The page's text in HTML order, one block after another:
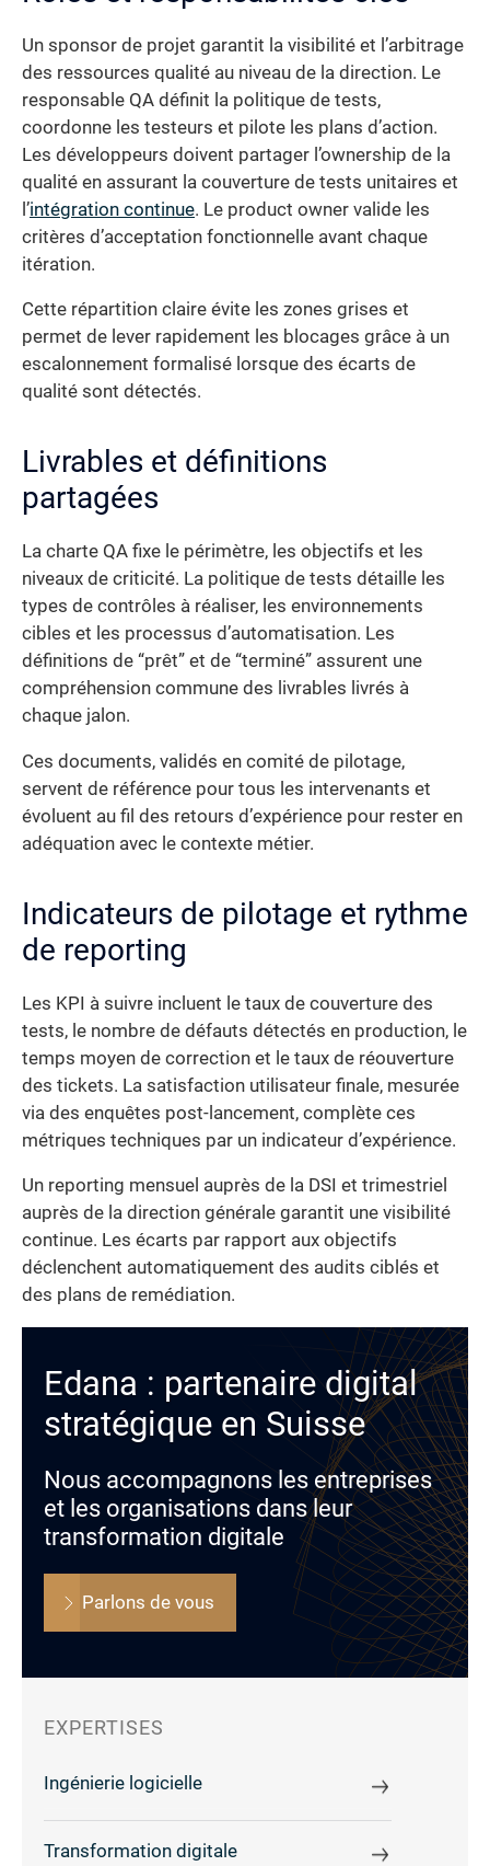
Un sponsor de projet garantit la visibilité et l’arbitrage
des ressources qualité au niveau de la direction. Le
responsable QA définit la politique de tests,
coordonne les testeurs et pilote les plans d’action.
Les développeurs doivent partager l’ownership de la
qualité en assurant la couverture de tests unitaires et
l’intégration continue. Le product owner valide les
critères d’acceptation fonctionnelle avant chaque
itération.
Cette répartition claire évite les zones grises et
permet de lever rapidement les blocages grâce à un
escalonnement formalisé lorsque des écarts de
qualité sont détectés.
Livrables et définitions
partagées
La charte QA fixe le périmètre, les objectifs et les
niveaux de criticité. La politique de tests détaille les
types de contrôles à réaliser, les environnements
cibles et les processus d’automatisation. Les
définitions de “prêt” et de “terminé” assurent une
compréhension commune des livrables livrés à
chaque jalon.
Ces documents, validés en comité de pilotage,
servent de référence pour tous les intervenants et
évoluent au fil des retours d’expérience pour rester en
adéquation avec le contexte métier.
Indicateurs de pilotage et rythme
de reporting
Les KPI à suivre incluent le taux de couverture des
tests, le nombre de défauts détectés en production, le
temps moyen de correction et le taux de réouverture
des tickets. La satisfaction utilisateur finale, mesurée
via des enquêtes post-lancement, complète ces
métriques techniques par un indicateur d’expérience.
Un reporting mensuel auprès de la DSI et trimestriel
auprès de la direction générale garantit une visibilité
continue. Les écarts par rapport aux objectifs
déclenchent automatiquement des audits ciblés et
des plans de remédiation.
Edana : partenaire digital
stratégique en Suisse
Nous accompagnons les entreprises
et les organisations dans leur
transformation digitale
Parlons de vous
EXPERTISES
Ingénierie logicielle
Transformation digitale